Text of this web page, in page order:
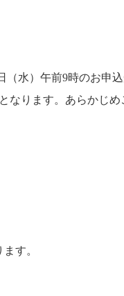
水）午前9時のお申
ります。あらかじめ
す。